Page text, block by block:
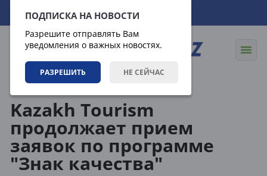
ПОДПИСКА НА НОВОСТИ
Разрешите отправлять Вам
уведомления о важных новостях.
РАЗРЕШИТЬ НЕ СЕЙЧАС
07.08.2026 10:59:07
Kazakh Tourism
продолжает прием
заявок по программе
"Знак качества"